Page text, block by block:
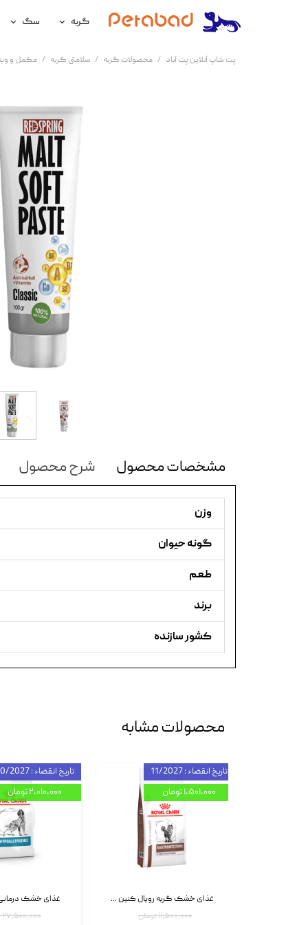
گربه
غذای گربه
سلامتی گربه
آرایشی و بهداشتی گربه
سگ
غذای سگ
سلامتی
آرایشی و
پت شاپ آنلاین پت آباد محصولات گربه سلامتی گربه مکمل و
مشخصات محصول شرح محصول
وزن
گونه حیوان
طعم
برند
کشور سازنده
محصولات مشابه
۲۷,۵۰۰,۰۰۰ تومان
تاریخ انقضاء : 10/2027
۲,۰۱۰,۰۰۰ تومان
غذای خشک گربه رویال کنین Gastrointestinal Fibre Response وزن 2 کیلوگرم | پت استوک
۱۱,۵۰۰,۰۰۰ تومان
تاریخ انقضاء : 11/2027
۱,۵۰۱,۰۰۰ تومان